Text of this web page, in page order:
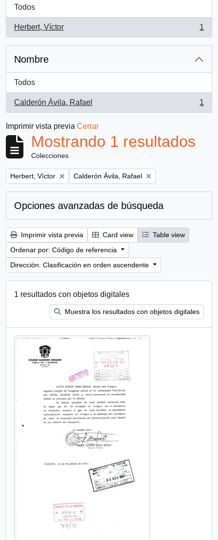
Todos
Herbert, Víctor
, 1 resultados
1
Nombre
Todos
Calderón Ávila, Rafael
, 1 resultados
1
Imprimir vista previa Cerrar
Mostrando 1 resultados
Colecciones
Remove filter:
Herbert, Víctor Remove filter:
Calderón Ávila, Rafael
Opciones avanzadas de búsqueda
Imprimir vista previa Card view
Table view
Ordenar por: Código de referencia
Dirección: Clasificación en orden ascendente
1 resultados con objetos digitales
Muestra los resultados con objetos digitales